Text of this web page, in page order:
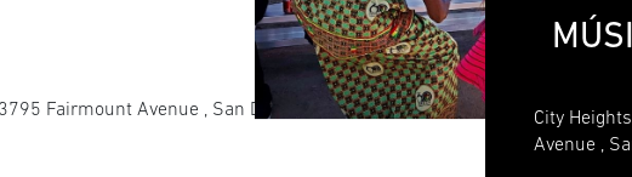
Fairmount Avenue , San Diego
City
Avenue ,